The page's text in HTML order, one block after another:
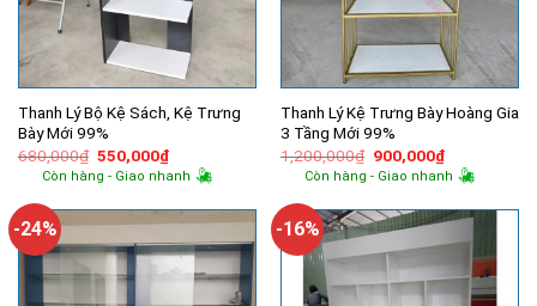
Thanh Lý Bộ Kệ Sách, Kệ Trưng
Bày Mới 99%
680,000₫ Giá
gốc
là:
550,000₫Giá
hiện
tại
550,000₫.
Còn hàng - Giao nhanh
Thanh Lý Kệ Trưng Bày Hoàng Gia
3 Tầng Mới 99%
1,200,000₫ Giá
gốc
là:
900,000₫Giá
hiện
tại
900,000₫.
Còn hàng - Giao nhanh
-24% -16%